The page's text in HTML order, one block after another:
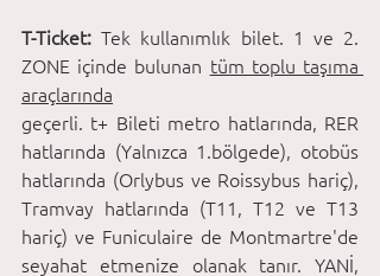
T-Ticket: Tek kullanımlık bilet. 1 ve 2.
ZONE içinde bulunan tüm toplu taşıma
araçlarında
geçerli. t+ Bileti metro hatlarında, RER
hatlarında (Yalnızca 1.bölgede), otobüs
hatlarında (Orlybus ve Roissybus hariç),
Tramvay hatlarında (T11, T12 ve T13
hariç) ve Funiculaire de Montmartre'de
seyahat etmenize olanak tanır. YANİ,